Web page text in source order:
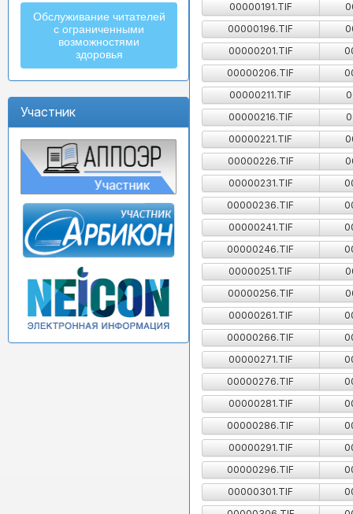
Обслуживание читателей
с ограниченными
возможностями
здоровья
Участник
00000191.TIF
00000196.TIF
00000201.TIF
00000206.TIF
00000211.TIF
00000216.TIF
00000221.TIF
00000226.TIF
00000231.TIF
00000236.TIF
00000241.TIF
00000246.TIF
00000251.TIF
00000256.TIF
00000261.TIF
00000266.TIF
00000271.TIF
00000276.TIF
00000281.TIF
00000286.TIF
00000291.TIF
00000296.TIF
00000301.TIF